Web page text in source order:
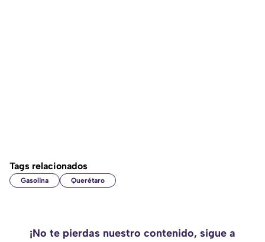
Tags relacionados
Gasolina Querétaro
¡No te pierdas nuestro contenido, sigue a